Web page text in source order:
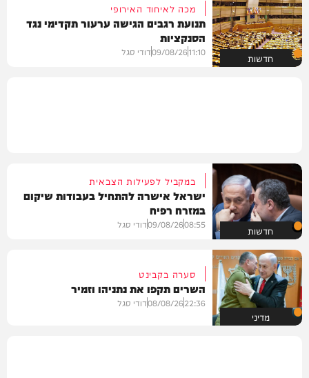
חדשות
מכה לאיחוד האירופי
תנועת רגבים הגישה ערעור תקדימי נגד
הסנקציות
11:10
09/08/26דודי סגל
חדשות
במקביל לפעילות הצבאית
ישראל אישרה להתחיל בעבודות שיקום
במזרח רפיח
08:55
09/08/26דודי סגל
מדיני
סערה בקבינט
השרים תקפו את נתניהו וזמיר
22:36
08/08/26דודי סגל